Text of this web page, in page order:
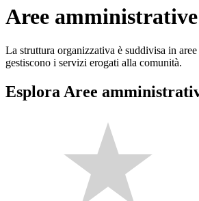
Aree amministrative
La struttura organizzativa è suddivisa in
gestiscono i servizi erogati alla comunità.
Esplora Aree